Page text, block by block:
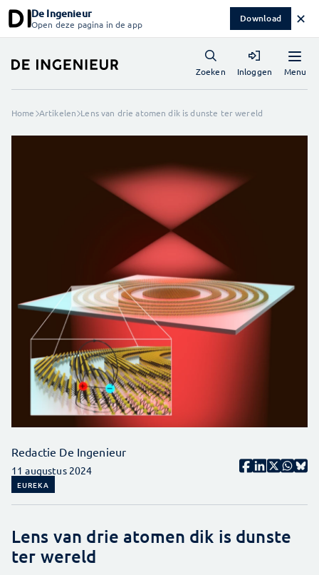
De Ingenieur
Open deze pagina in de app Download ✕
Menu
Zoeken Inloggen
Home Artikelen Lens van drie atomen dik is dunste ter wereld
Redactie De Ingenieur
11 augustus 2024
EUREKA
Lens van drie atomen dik is dunste
ter wereld